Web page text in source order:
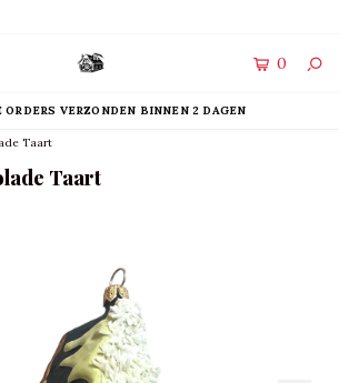
0
VERZONDEN BINNEN 2 DAGEN
Taart
Taart